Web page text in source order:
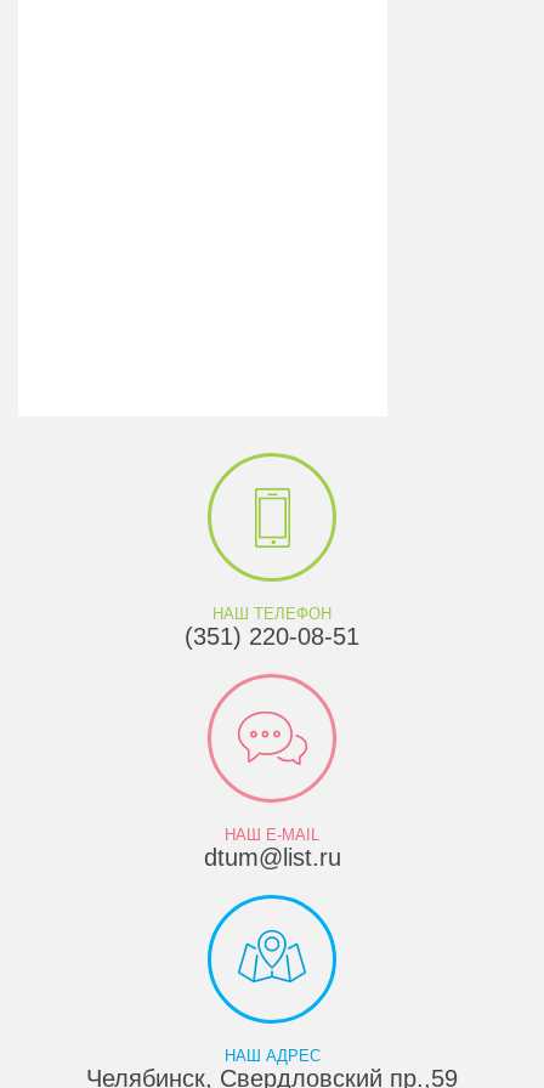
НАШ ТЕЛЕФОН
(351) 220-08-51
НАШ E-MAIL
dtum@list.ru
НАШ АДРЕС
Челябинск, Свердловский пр.,59